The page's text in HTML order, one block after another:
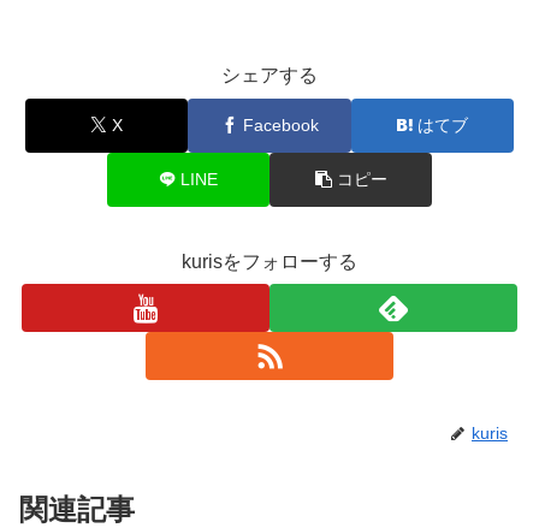
シェアする
X Facebook はてブ
LINE コピー
kurisをフォローする
kuris
関連記事